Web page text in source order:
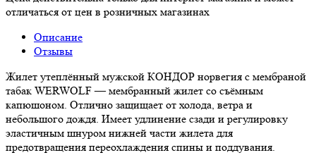
отличаться от цен в розничных магазинах
Описание
Отзывы
Жилет утеплённый мужской КОНДОР норвегия с мембраной
табак WERWOLF — мембранный жилет со съёмным
капюшоном. Отлично защищает от холода, ветра и
небольшого дождя. Имеет удлинение сзади и регулировку
эластичным шнуром нижней части жилета для
предотвращения переохлаждения спины и поддувания.